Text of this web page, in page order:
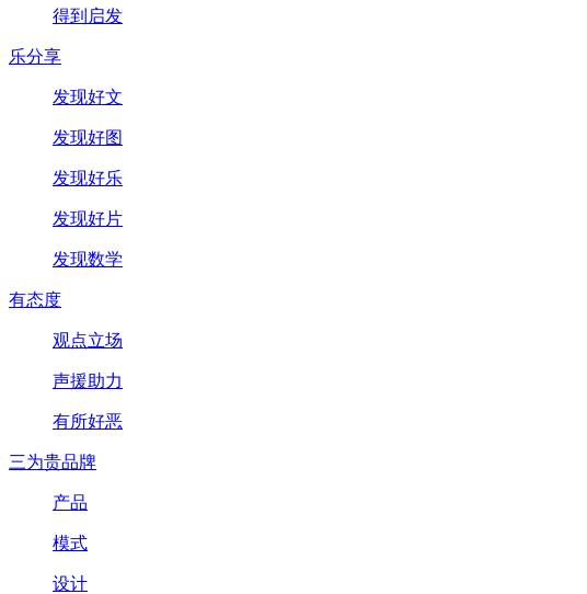
得到启发
乐分享
发现好文
发现好图
发现好乐
发现好片
发现数学
有态度
观点立场
声援助力
有所好恶
三为贵品牌
产品
模式
设计